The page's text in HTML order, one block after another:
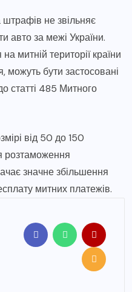
не звільняє
авто за межі України.
митній території країни
можуть бути застосовані
статті 485 Митного
від 50 до 150
розтаможення
значне збільшення
митних платежів.